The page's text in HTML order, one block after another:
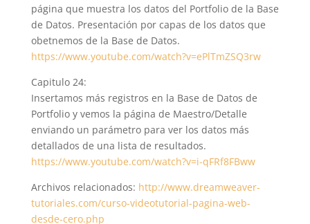
página que muestra los datos del Portfolio de la Base
de Datos. Presentación por capas de los datos que
obetnemos de la Base de Datos.
https://www.youtube.com/watch?v=ePlTmZSQ3rw
Capitulo 24:
Insertamos más registros en la Base de Datos de
Portfolio y vemos la página de Maestro/Detalle
enviando un parámetro para ver los datos más
detallados de una lista de resultados.
https://www.youtube.com/watch?v=i-qFRf8FBww
Archivos relacionados: http://www.dreamweaver-
tutoriales.com/curso-videotutorial-pagina-web-
desde-cero.php